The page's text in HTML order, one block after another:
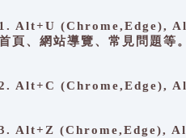
1. Alt+U (Chrome,Edge),
頁、網站導覽、常見問題等。
Alt+C (Chrome,Edge),
Alt+Z (Chrome,Edge),